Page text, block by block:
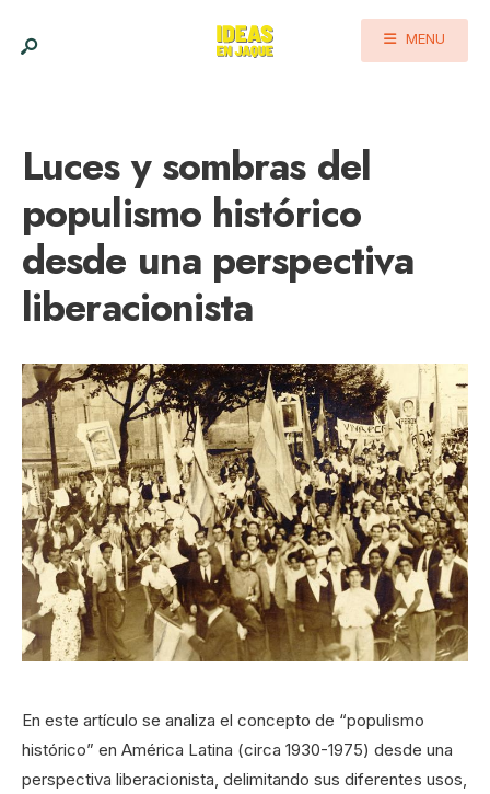
MENU
Luces y sombras del
populismo histórico
desde una perspectiva
liberacionista
En este artículo se analiza el concepto de “populismo
histórico” en América Latina (circa 1930-1975) desde una
perspectiva liberacionista, delimitando sus diferentes usos,